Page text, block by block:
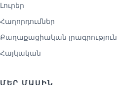
Լուրեր
Հաղորդումներ
Քաղաքացիական լրագրություն
Հայկական
ՄԵՐ ՄԱՍԻՆ